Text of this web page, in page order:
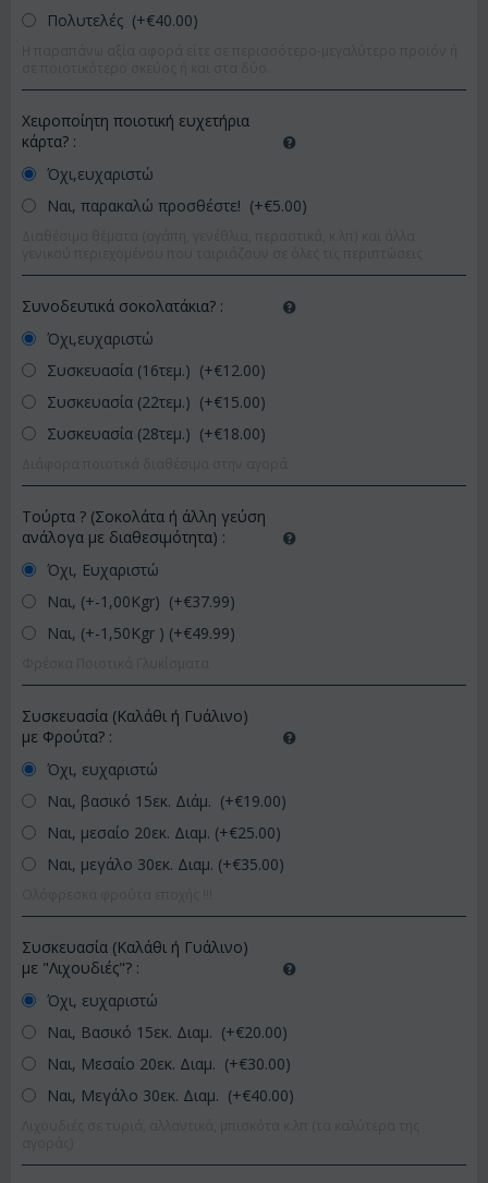
Πολυτελές (+€40.00)
Χειροποίητη ποιοτική ευχετήρια
κάρτα? :
Όχι,ευχαριστώ
Ναι, παρακαλώ προσθέστε! (+€5.00)
Συνοδευτικά σοκολατάκια? :
Όχι,ευχαριστώ
Συσκευασία (16τεμ.) (+€12.00)
Συσκευασία (22τεμ.) (+€15.00)
Συσκευασία (28τεμ.) (+€18.00)
Τούρτα ? (Σοκολάτα ή άλλη γεύση
ανάλογα με διαθεσιμότητα) :
Όχι, Ευχαριστώ
Ναι, (+-1,00Kgr) (+€37.99)
Ναι, (+-1,50Kgr ) (+€49.99)
Συσκευασία (Καλάθι ή Γυάλινο)
με Φρούτα? :
Όχι, ευχαριστώ
Ναι, βασικό 15εκ. Διάμ. (+€19.00)
Ναι, μεσαίο 20εκ. Διαμ. (+€25.00)
Ναι, μεγάλο 30εκ. Διαμ. (+€35.00)
Συσκευασία (Καλάθι ή Γυάλινο)
με "Λιχουδιές"? :
Όχι, ευχαριστώ
Ναι, Βασικό 15εκ. Διαμ. (+€20.00)
Ναι, Μεσαίο 20εκ. Διαμ. (+€30.00)
Ναι, Μεγάλο 30εκ. Διαμ. (+€40.00)